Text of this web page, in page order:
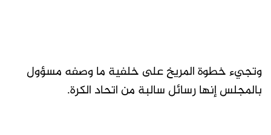
وتجيء خطوة المريخ على خلفية ما وصفه مسؤول
بالمجلس إنها رسائل سالبة من اتحاد الكرة.